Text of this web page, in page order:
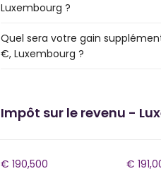
Luxembourg ?
Quel sera votre gain
€, Luxembourg ?
Impôt sur le revenu -
€ 190,500 €